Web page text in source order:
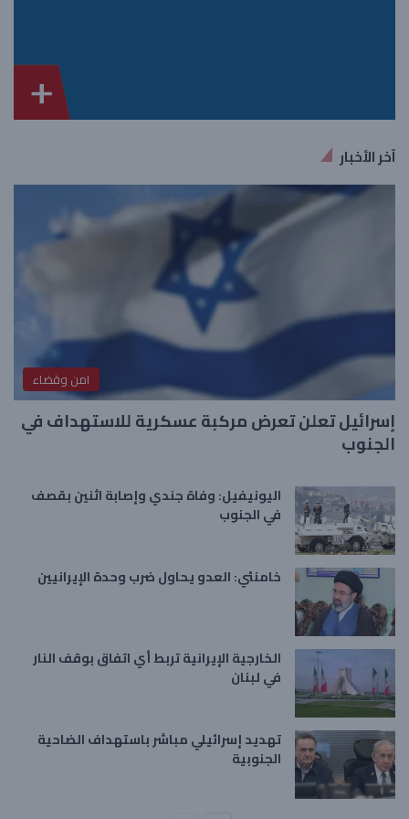
آخر الأخبار
امن وقضاء
إسرائيل تعلن تعرض مركبة عسكرية للاستهداف في
الجنوب
اليونيفيل: وفاة جندي وإصابة اثنين بقصف
في الجنوب
خامنئي: العدو يحاول ضرب وحدة الإيرانيين
الخارجية الإيرانية تربط أي اتفاق بوقف النار
في لبنان
تهديد إسرائيلي مباشر باستهداف الضاحية
الجنوبية